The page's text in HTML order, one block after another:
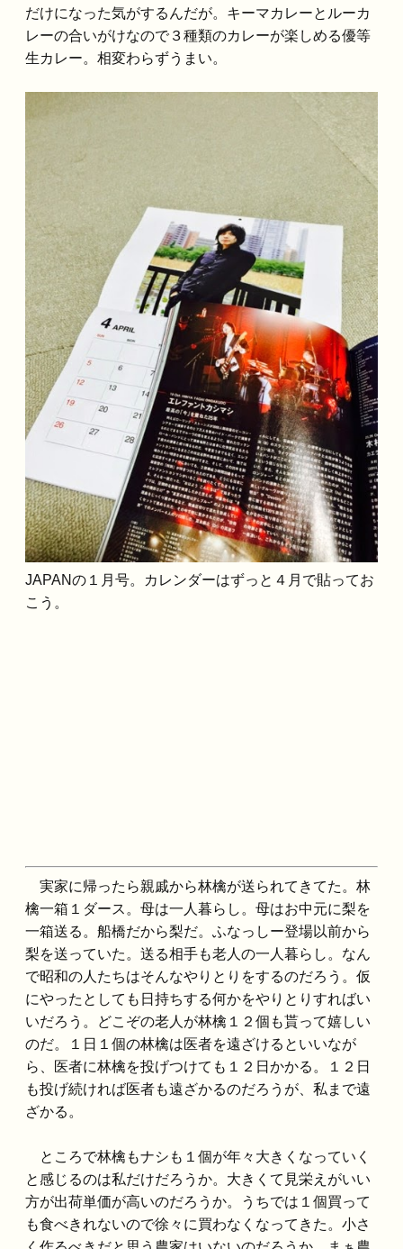
だけになった気がするんだが。キーマカレーとルーカ
レーの合いがけなので３種類のカレーが楽しめる優等
生カレー。相変わらずうまい。
JAPANの１月号。カレンダーはずっと４月で貼ってお
こう。
実家に帰ったら親戚から林檎が送られてきてた。林
檎一箱１ダース。母は一人暮らし。母はお中元に梨を
一箱送る。船橋だから梨だ。ふなっしー登場以前から
梨を送っていた。送る相手も老人の一人暮らし。なん
で昭和の人たちはそんなやりとりをするのだろう。仮
にやったとしても日持ちする何かをやりとりすればい
いだろう。どこぞの老人が林檎１２個も貰って嬉しい
のだ。１日１個の林檎は医者を遠ざけるといいなが
ら、医者に林檎を投げつけても１２日かかる。１２日
も投げ続ければ医者も遠ざかるのだろうが、私まで遠
ざかる。
ところで林檎もナシも１個が年々大きくなっていく
と感じるのは私だけだろうか。大きくて見栄えがいい
方が出荷単価が高いのだろうか。うちでは１個買って
も食べきれないので徐々に買わなくなってきた。小さ